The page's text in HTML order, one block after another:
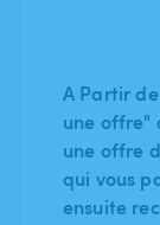
A Partir
une offre"
une offre
qui vous
ensuite